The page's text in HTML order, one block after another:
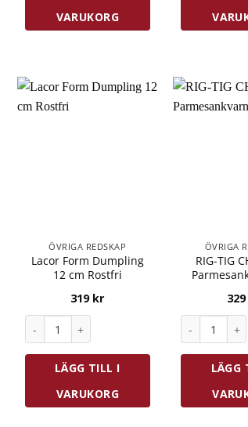
VARUKORG
ÖVRIGA REDSKAP
Lacor Form Dumpling
12 cm Rostfri
319 kr
LÄGG TILL I
VARUKORG
ÖVRIGA
RIG-TIG
329
LÄGG